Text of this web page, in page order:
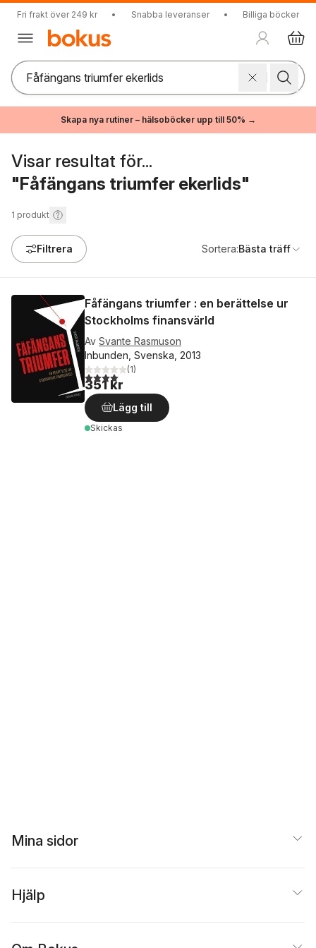
Fri frakt över 249 kr • Snabba leveranser • Billiga böcker
Skapa nya rutiner – hälsoböcker upp till 50% →
Visar resultat för...
"Fåfängans triumfer ekerlids"
1 produkt
Filtrera Sortera:Bästa träff
Fåfängans triumfer : en berättelse ur
Stockholms finansvärld
Av Svante Rasmuson
Inbunden, Svenska, 2013
4,0utav 5 stjärnor. Totalt antal röster:
(1)
351 kr
Lägg till
Skickas
Mina sidor
Hjälp